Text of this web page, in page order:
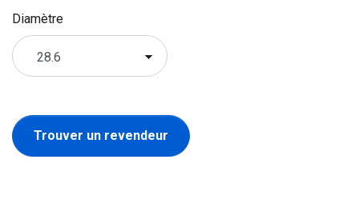
Diamètre
Trouver un revendeur